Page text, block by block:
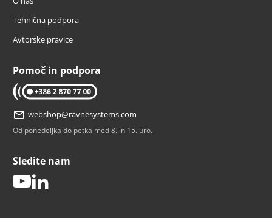
Tehnična podpora
Avtorske pravice
Pomoč in podpora
tel: 02 870 77 00
webshop@ravnesystems.com
Od ponedeljka do petka med 8. in 15. uro.
Sledite nam
youtube